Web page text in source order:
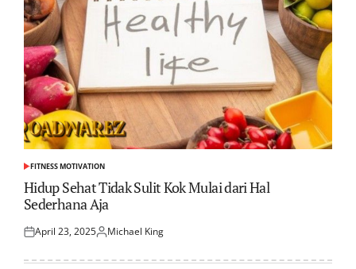
POSTED
IN
FITNESS MOTIVATION
Hidup Sehat Tidak Sulit Kok Mulai dari Hal
Sederhana Aja
Posted
April 23, 2025Posted
Michael King